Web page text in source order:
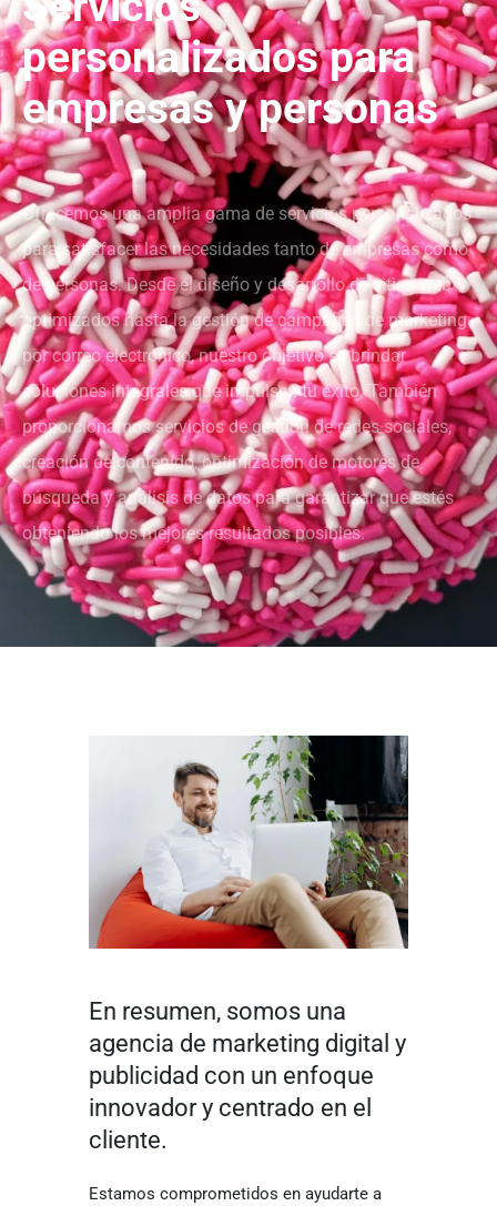
personalizados para
empresas y personas
Ofrecemos una amplia gama de servicios personalizados
para satisfacer las necesidades tanto de empresas como
de personas. Desde el diseño y desarrollo de sitios web
optimizados hasta la gestión de campañas de marketing
por correo electrónico, nuestro objetivo es brindar
soluciones integrales que impulsen tu éxito. También
proporcionamos servicios de gestión de redes sociales,
creación de contenido, optimización de motores de
búsqueda y análisis de datos para garantizar que estés
obteniendo los mejores resultados posibles.
En resumen, somos una
agencia de marketing digital y
publicidad con un enfoque
innovador y centrado en el
cliente.
Estamos comprometidos en ayudarte a